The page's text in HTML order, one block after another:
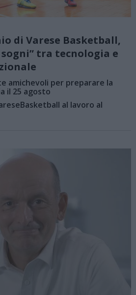
di Varese Basketball,
tra tecnologia e
amichevoli per preparare la
il 25 agosto
al lavoro al